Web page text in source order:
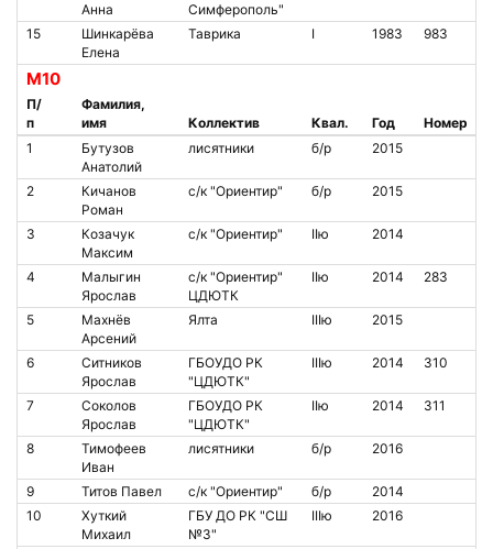
Анна
Симферополь"
15
Шинкарёва
Елена
Таврика I 1983 983
М10
П/
п
Фамилия,
имя
Коллектив Квал. Год
Номер
1
Бутузов
Анатолий
лисятники б/р 2015
2
Кичанов
Роман
с/к "Ориентир" б/р 2015
3
Козачук
Максим
с/к "Ориентир" IIю 2014
4
Малыгин
Ярослав
с/к "Ориентир"
ЦДЮТК
IIю 2014 283
5
Махнёв
Арсений
Ялта IIIю 2015
6
Ситников
Ярослав
ГБОУДО РК
"ЦДЮТК"
IIIю 2014 310
7
Соколов
Ярослав
ГБОУДО РК
"ЦДЮТК"
IIю 2014 311
8
Тимофеев
Иван
лисятники б/р 2016
9 Титов Павел с/к "Ориентир" б/р
2014
10
Хуткий
Михаил
ГБУ ДО РК "СШ
№3"
IIIю 2016